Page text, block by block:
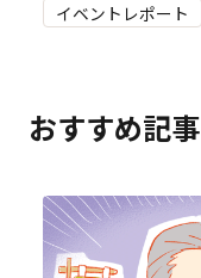
イベントレポート
おすすめ記事